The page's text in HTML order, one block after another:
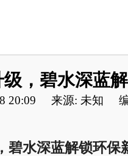
，碧水深蓝
20:09 来源: 未知
碧水深蓝解锁环保